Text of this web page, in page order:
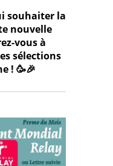
souhaiter la
nouvelle
vous à
sélections
! 🥳🎉